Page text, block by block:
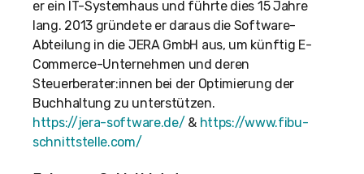
er ein IT-Systemhaus und führte dies 15 Jahre
lang. 2013 gründete er daraus die Software-
Abteilung in die JERA GmbH aus, um künftig E-
Commerce-Unternehmen und deren
Steuerberater:innen bei der Optimierung der
Buchhaltung zu unterstützen.
https://jera-software.de/ & https://www.fibu-
schnittstelle.com/